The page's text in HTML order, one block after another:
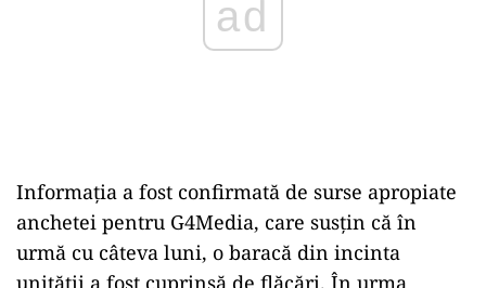
Informația a fost confirmată de surse apropiate
anchetei pentru G4Media, care susțin că în
urmă cu câteva luni, o baracă din incinta
unității a fost cuprinsă de flăcări. În urma